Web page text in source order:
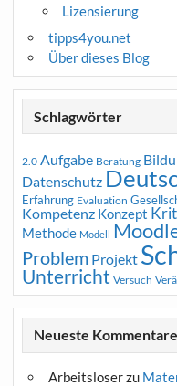
Lizensierung
tipps4you.net
Über dieses Blog
Schlagwörter
2.0 Aufgabe Beratung
Datenschutz
Erfahrung Evaluation
Kompetenz Konzept
Methode Modell
Problem Projekt
Unterricht Versuch
Neueste Kommentare
Arbeitsloserzu